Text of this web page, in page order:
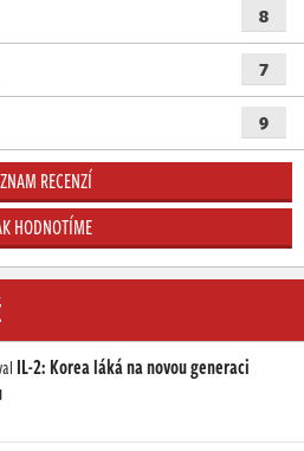
8
7
9
RECENZÍ
HODNOTÍME
IL-2: Korea láká na novou generaci